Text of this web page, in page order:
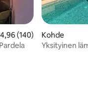
arvio 4,96/
4,96 (140)
Kohde
Yksityinen